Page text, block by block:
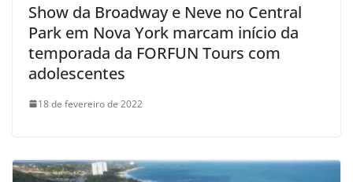
Show da Broadway e Neve no Central
Park em Nova York marcam início da
temporada da FORFUN Tours com
adolescentes
18 de fevereiro de 2022